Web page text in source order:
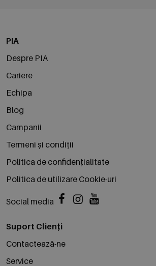
PIA
Despre PIA
Cariere
Echipa
Blog
Campanii
Termeni și condiții
Politica de confidențialitate
Politica de utilizare Cookie-uri
Social media
Suport Clienți
Contactează-ne
Service